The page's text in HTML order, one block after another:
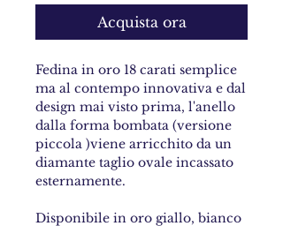
Acquista ora
Fedina in oro 18 carati semplice
ma al contempo innovativa e dal
design mai visto prima, l'anello
dalla forma bombata (versione
piccola )viene arricchito da un
diamante taglio ovale incassato
esternamente.
Disponibile in oro giallo, bianco